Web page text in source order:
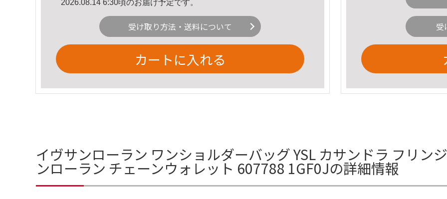
2026.08.14 6:30頃のお届け予定です。
受け取り方法・送料について
カートに入れる
受
イヴサンローラン ワンショルダーバッグ YSL カサンドラ フリン
ンローラン チェーンウォレット 607788 1GF0Jの詳細情報